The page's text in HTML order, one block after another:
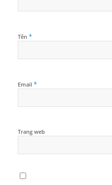
Tên *
Email *
Trang web